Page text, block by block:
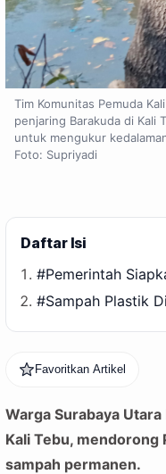
Tim Komunitas Pemuda
penjaring Barakuda di Kali
untuk mengukur
Foto: Supriyadi
Daftar Isi
#Pemerintah
#Sampah Plastik
Favoritkan Artikel
Warga Surabaya
Kali Tebu, mendorong
sampah permanen.